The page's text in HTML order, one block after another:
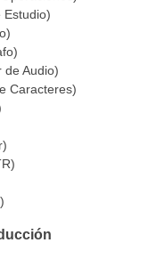
Estudio)
de Audio)
Caracteres)